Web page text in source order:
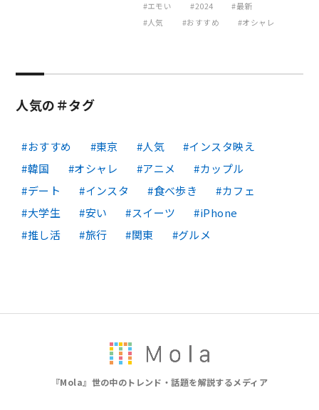
エモい
2024
最新
人気
おすすめ オシャレ
人気の＃タグ
おすすめ 東京 人気
インスタ映え
韓国
オシャレ アニメ
カップル
デート
インスタ 食べ歩き
カフェ
大学生
安い スイーツ
iPhone
推し活
旅行 関東 グルメ
『Mola』世の中のトレンド・話題を解説するメディア